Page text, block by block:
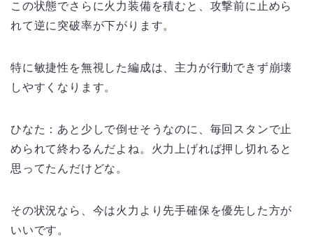
この状態でさらに火力装備を積むと、攻撃前に止めら
れて逆に突破率が下がります。
特に敏捷性を無視した編成は、主力が行動できず崩壊
しやすくなります。
ひなた：あと少しで倒せそうなのに、毎回スタンで止
められて終わるんだよね。火力上げれば押し切れると
思ってたんだけどな。
その状況なら、今は火力より先手確保を優先した方が
いいです。